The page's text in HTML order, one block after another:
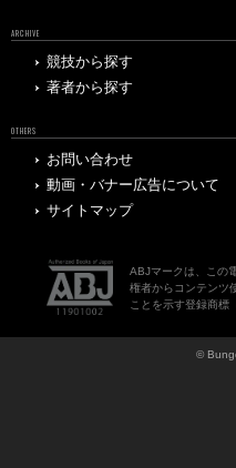
ARCHIVE
競技から探す
著者から探す
OTHERS
お問い合わせ
動画・バナー広告について
サイトマップ
ABJマークは、この
権者からコンテンツ
ことを示す登録商標
©